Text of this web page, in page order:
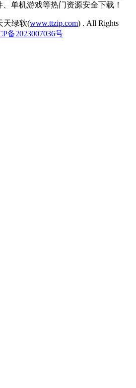
单机游戏等热门资源安全下载！
天绿软(www.ttzip.com) . All Rights
备2023007036号